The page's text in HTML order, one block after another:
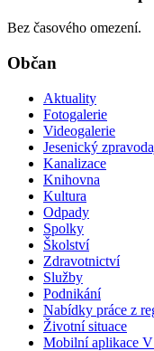
Bez časového omezení.
Občan
Aktuality
Fotogalerie
Videogalerie
Jesenický
Kanalizace
Knihovna
Kultura
Odpady
Spolky
Školství
Zdravotnictví
Služby
Podnikání
Nabídky práce z
Životní situace
Mobilní aplikace